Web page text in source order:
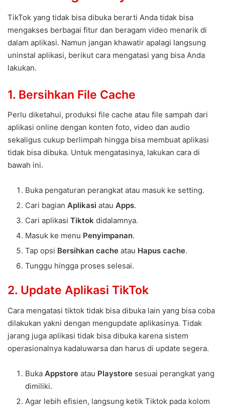
TikTok yang tidak bisa dibuka berarti Anda tidak bisa
mengakses berbagai fitur dan beragam video menarik di
dalam aplikasi. Namun jangan khawatir apalagi langsung
uninstal aplikasi, berikut cara mengatasi yang bisa Anda
lakukan.
1. Bersihkan File Cache
Perlu diketahui, produksi file cache atau file sampah dari
aplikasi online dengan konten foto, video dan audio
sekaligus cukup berlimpah hingga bisa membuat aplikasi
tidak bisa dibuka. Untuk mengatasinya, lakukan cara di
bawah ini.
Buka pengaturan perangkat atau masuk ke setting.
Cari bagian Aplikasi atau Apps.
Cari aplikasi Tiktok didalamnya.
Masuk ke menu Penyimpanan.
Tap opsi Bersihkan cache atau Hapus cache.
Tunggu hingga proses selesai.
2. Update Aplikasi TikTok
Cara mengatasi tiktok tidak bisa dibuka lain yang bisa coba
dilakukan yakni dengan mengupdate aplikasinya. Tidak
jarang juga aplikasi tidak bisa dibuka karena sistem
operasionalnya kadaluwarsa dan harus di update segera.
Buka Appstore atau Playstore sesuai perangkat yang
dimiliki.
Agar lebih efisien, langsung ketik Tiktok pada kolom